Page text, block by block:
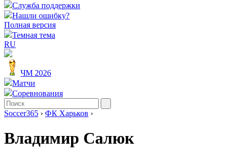
Служба поддержки
Нашли ошибку?
Полная версия
Темная тема
RU
ЧМ 2026
Матчи
Соревнования
Soccer365 › ФК Харьков ›
Владимир Салюк